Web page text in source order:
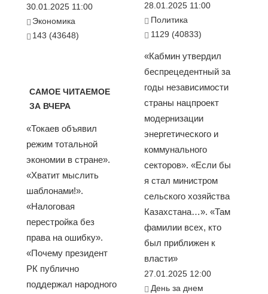
30.01.2025 11:00
Экономика
143 (43648)
САМОЕ ЧИТАЕМОЕ
ЗА ВЧЕРА
«Токаев объявил
режим тотальной
экономии в стране».
«Хватит мыслить
шаблонами!».
«Налоговая
перестройка без
права на ошибку».
«Почему президент
РК публично
поддержал народного
28.01.2025 11:00
Политика
1129 (40833)
«Кабмин утвердил
беспрецедентный за
годы независимости
страны нацпроект
модернизации
энергетического и
коммунального
секторов». «Если бы
я стал министром
сельского хозяйства
Казахстана…». «Там
фамилии всех, кто
был приближен к
власти»
27.01.2025 12:00
День за днем